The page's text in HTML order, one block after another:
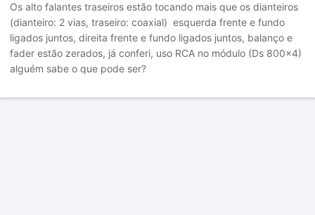
Os alto falantes traseiros estão tocando mais que os dianteiros
(dianteiro: 2 vias, traseiro: coaxial) esquerda frente e fundo
ligados juntos, direita frente e fundo ligados juntos, balanço e
fader estão zerados, já conferi, uso RCA no módulo (Ds 800x4)
alguém sabe o que pode ser?